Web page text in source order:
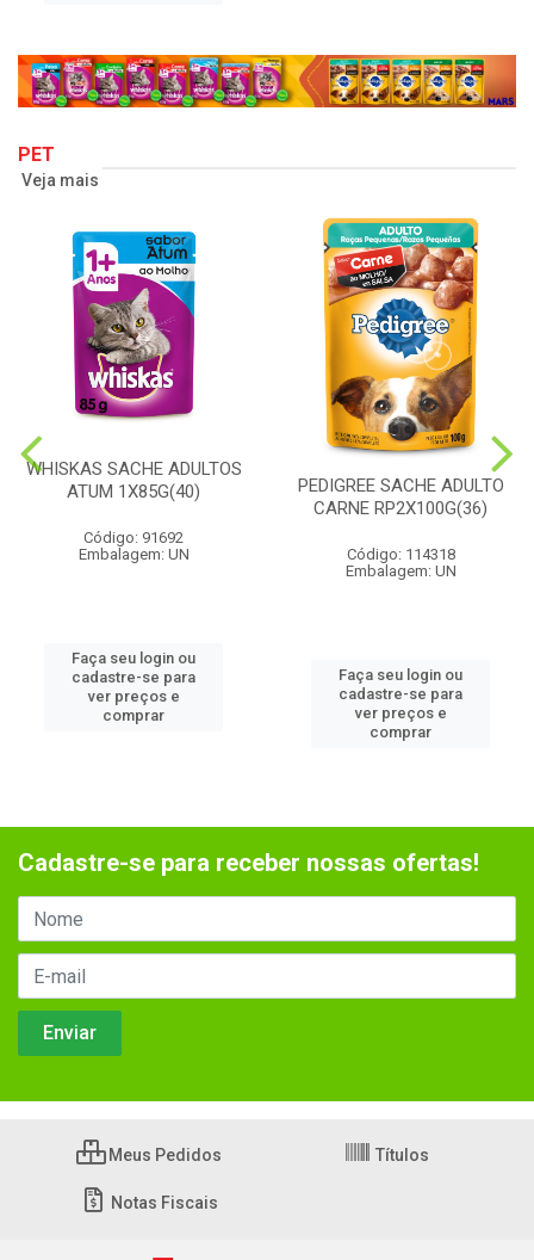
PET
Veja mais
WHISKAS SACHE ADULTOS
ATUM 1X85G(40)
Código: 91692
Embalagem: UN
Faça seu login ou
cadastre-se para
ver preços e
comprar
PEDIGREE SACHE ADULTO
CARNE RP2X100G(36)
Código: 114318
Embalagem: UN
Faça seu login ou
cadastre-se para
ver preços e
comprar
Cadastre-se para receber nossas ofertas!
Meus Pedidos Títulos
Notas Fiscais